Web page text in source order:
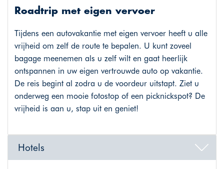
Roadtrip met eigen vervoer
Tijdens een autovakantie met eigen vervoer heeft u alle
vrijheid om zelf de route te bepalen. U kunt zoveel
bagage meenemen als u zelf wilt en gaat heerlijk
ontspannen in uw eigen vertrouwde auto op vakantie.
De reis begint al zodra u de voordeur uitstapt. Ziet u
onderweg een mooie fotostop of een picknickspot? De
vrijheid is aan u, stap uit en geniet!
Hotels